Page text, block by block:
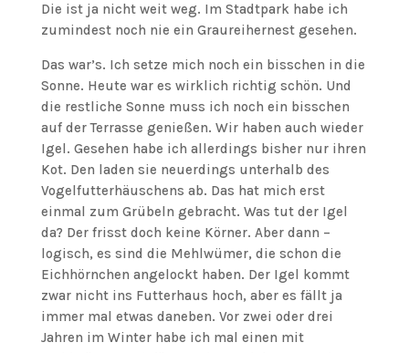
Die ist ja nicht weit weg. Im Stadtpark habe ich
zumindest noch nie ein Graureihernest gesehen.
Das war’s. Ich setze mich noch ein bisschen in die
Sonne. Heute war es wirklich richtig schön. Und
die restliche Sonne muss ich noch ein bisschen
auf der Terrasse genießen. Wir haben auch wieder
Igel. Gesehen habe ich allerdings bisher nur ihren
Kot. Den laden sie neuerdings unterhalb des
Vogelfutterhäuschens ab. Das hat mich erst
einmal zum Grübeln gebracht. Was tut der Igel
da? Der frisst doch keine Körner. Aber dann –
logisch, es sind die Mehlwümer, die schon die
Eichhörnchen angelockt haben. Der Igel kommt
zwar nicht ins Futterhaus hoch, aber es fällt ja
immer mal etwas daneben. Vor zwei oder drei
Jahren im Winter habe ich mal einen mit